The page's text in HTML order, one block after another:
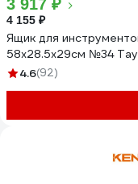
3 917 ₽
4 155 ₽
Ящик для
58х28.5х29см №34
4.6(92)